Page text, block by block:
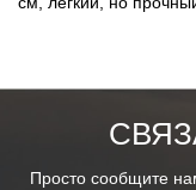
Просто сообщите